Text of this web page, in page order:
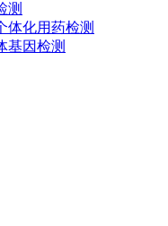
测
体化用药检测
基因检测